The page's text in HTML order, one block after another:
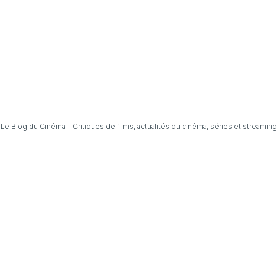
Le Blog du Cinéma – Critiques de films, actualités du cinéma, séries et streaming